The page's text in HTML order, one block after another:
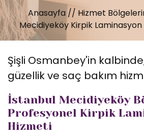
Anasayfa // Hizmet
Mecidiyeköy Kirpik Laminasyon
Şişli Osmanbey'in
güzellik ve saç bakım
İstanbul Mecidiyeköy
Profesyonel Kirpik
Hizmeti